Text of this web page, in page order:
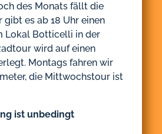
des Monats fällt die
gibt es ab 18 Uhr einen
Lokal Botticelli in der
wird auf einen
Montags fahren wir
die Mittwochstour ist
ist unbedingt